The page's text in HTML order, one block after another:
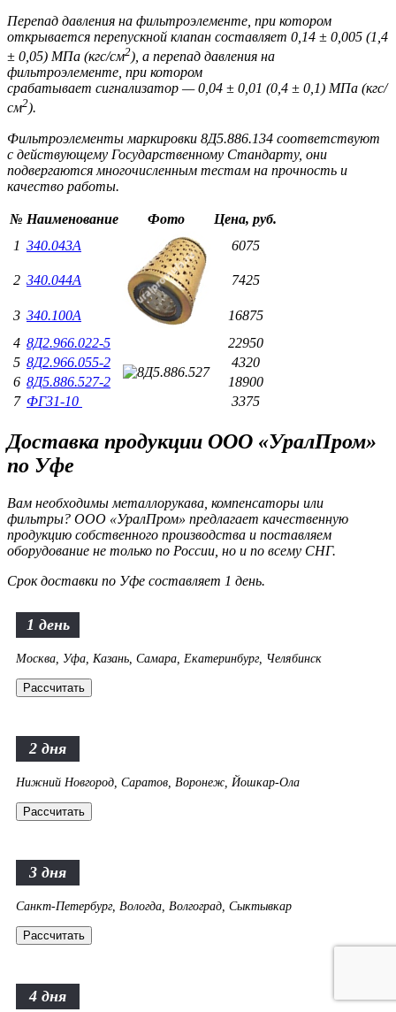
Перепад давления на фильтроэлементе, при котором
открывается перепускной клапан составляет 0,14 ± 0,005 (1,4
± 0,05) МПа (кгс/см2), а перепад давления на
фильтроэлементе, при котором
срабатывает сигнализатор — 0,04 ± 0,01 (0,4 ± 0,1) МПа (кгс/
см2).
Фильтроэлементы маркировки 8Д5.886.134 соответствуют
с действующему Государственному Стандарту, они
подвергаются многочисленным тестам на прочность и
качество работы.
№ Наименование Фото
Цена, руб.
1 340.043А 6075
2 340.044А 7425
3 340.100А
16875
4 8Д2.966.022-5
22950
5 8Д2.966.055-2
4320
6 8Д5.886.527-2
18900
7 ФГ31-10 3375
Доставка продукции ООО «УралПром»
по Уфе
Вам необходимы металлорукава, компенсаторы или
фильтры? ООО «УралПром» предлагает качественную
продукцию собственного производства и поставляем
оборудование не только по России, но и по всему СНГ.
Срок доставки по Уфе составляет 1 день.
1 день
Москва, Уфа, Казань, Самара, Екатеринбург, Челябинск
Рассчитать
2 дня
Нижний Новгород, Саратов, Воронеж, Йошкар-Ола
Рассчитать
3 дня
Санкт-Петербург, Вологда, Волгоград, Сыктывкар
Рассчитать
4 дня